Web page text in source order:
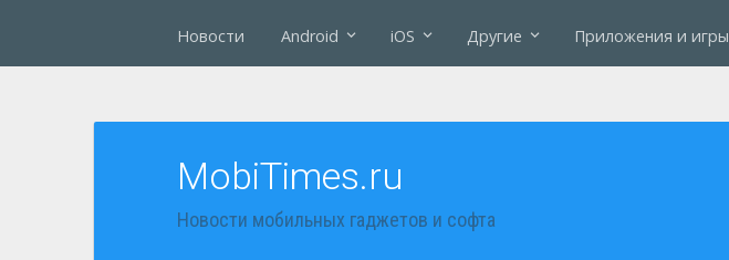
Новости Android iOS Другие Приложения и игры
MobiTimes.ru
Новости мобильных гаджетов и софта